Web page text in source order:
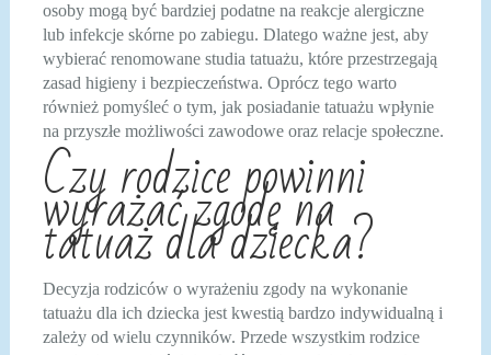
osoby mogą być bardziej podatne na reakcje alergiczne
lub infekcje skórne po zabiegu. Dlatego ważne jest, aby
wybierać renomowane studia tatuażu, które przestrzegają
zasad higieny i bezpieczeństwa. Oprócz tego warto
również pomyśleć o tym, jak posiadanie tatuażu wpłynie
na przyszłe możliwości zawodowe oraz relacje społeczne.
Czy rodzice powinni
wyrażać zgodę na
tatuaż dla dziecka?
Decyzja rodziców o wyrażeniu zgody na wykonanie
tatuażu dla ich dziecka jest kwestią bardzo indywidualną i
zależy od wielu czynników. Przede wszystkim rodzice